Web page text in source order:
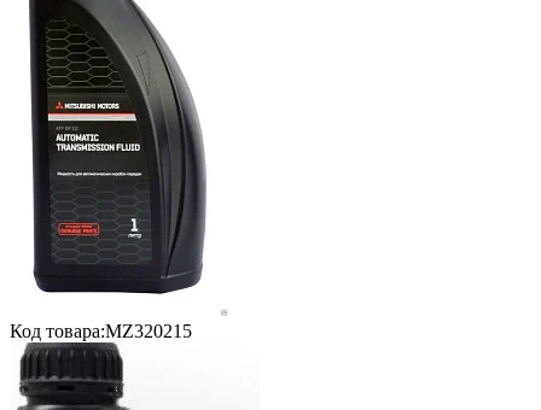
Код товара:MZ320215